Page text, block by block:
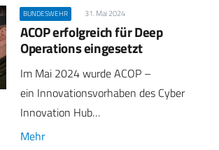
BUNDESWEHR 31. Mai 2024
ACOP erfolgreich für Deep
Operations eingesetzt
Im Mai 2024 wurde ACOP –
ein Innovationsvorhaben des Cyber
Innovation Hub…
Mehr